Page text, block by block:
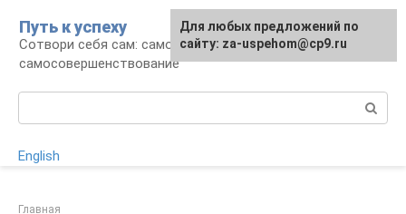
контенту
Путь к успеху
Сотвори себя сам: саморазвитие и
самосовершенствование
English
Главная
Для любых предложений по
сайту: za-uspehom@cp9.ru